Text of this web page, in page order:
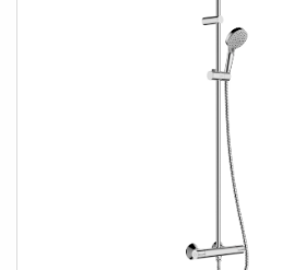
SpeedClean procédé anti-
anti-torsion - adapté au chauffe-
18 kW/h